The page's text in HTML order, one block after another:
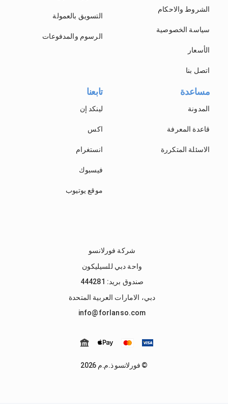
الشروط والاحكام
سياسة الخصوصية
الأسعار
اتصل بنا
التسويق بالعمولة
الرسوم والمدفوعات
مساعدة
المدونة
قاعدة المعرفة
الاسئلة المتكررة
تابعنا
لينكد إن
اكس
انستغرام
فيسبوك
موقع يوتيوب
شركة فورلانسو
واحة دبي للسيليكون
صندوق بريد: 444281
دبي، الامارات العربية المتحدة
info@forlanso.com
© فورلانسو ذ.م.م 2026